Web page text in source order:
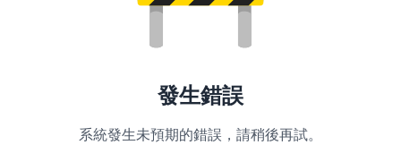
發生錯誤
系統發生未預期的錯誤，請稍後再試。